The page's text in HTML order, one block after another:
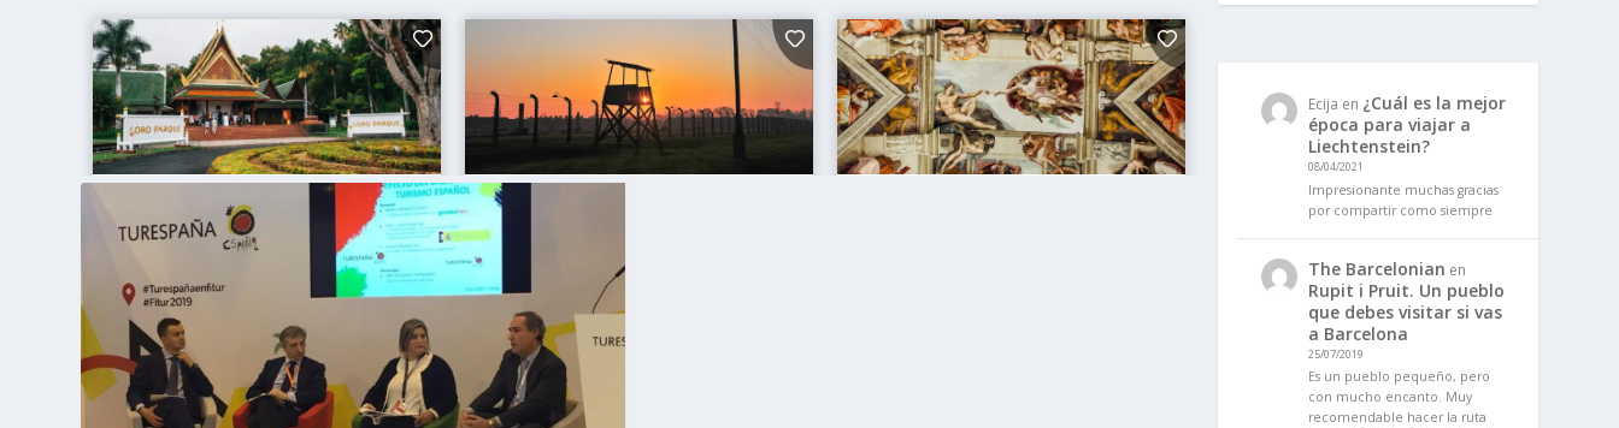
Ecija en ¿Cuál es la mejor
época para viajar a
Liechtenstein?
08/04/2021
Impresionante muchas gracias
por compartir como siempre
The Barcelonian en
Rupit i Pruit. Un pueblo
que debes visitar si vas
a Barcelona
25/07/2019
Es un pueblo pequeño, pero
con mucho encanto. Muy
recomendable hacer la ruta